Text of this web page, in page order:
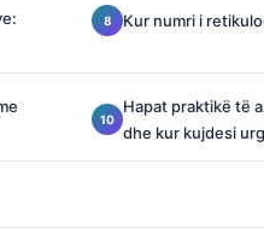
Kur numri i
Hapat praktikë të
dhe kur kujdesi